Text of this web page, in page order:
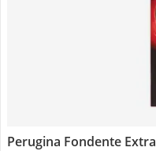
Perugina Fondente Extra